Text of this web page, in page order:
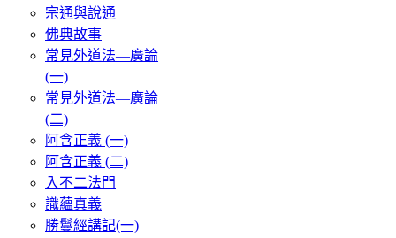
宗通與說通
佛典故事
常見外道法—廣論
(一)
常見外道法—廣論
(二)
阿含正義 (一)
阿含正義 (二)
入不二法門
識蘊真義
勝鬘經講記(一)